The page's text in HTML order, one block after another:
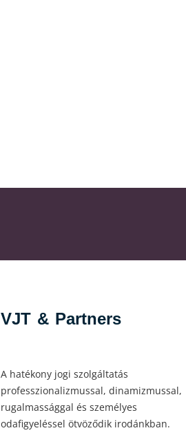
VJT & Partners
A hatékony jogi szolgáltatás
professzionalizmussal, dinamizmussal,
rugalmassággal és személyes
odafigyeléssel ötvöződik irodánkban.